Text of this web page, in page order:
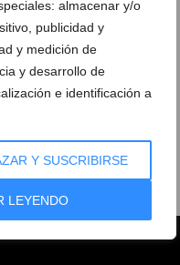
almacenar y/o
publicidad y
y medición de
y desarrollo de
e identificación a
Y SUSCRIBIRSE
LEYENDO